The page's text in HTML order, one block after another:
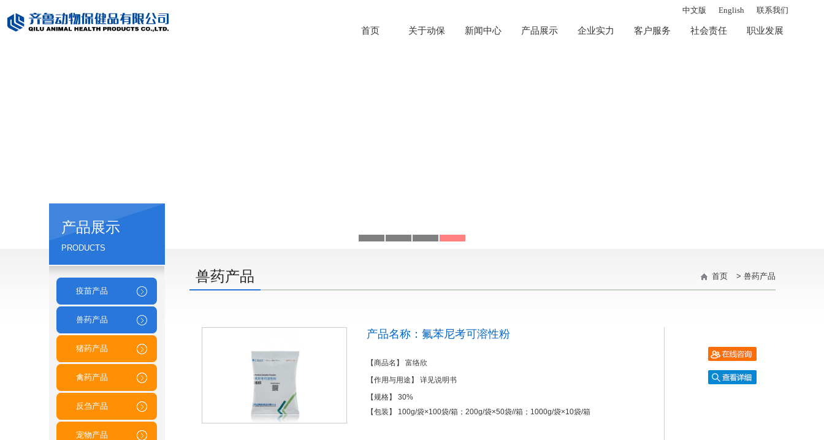
中文版 English 联系我们
首页 关于动保 新闻中心 产品展示 企业实力 客户服务 社会责任 职业发展
产品展示
PRODUCTS
疫苗产品
兽药产品
猪药产品
禽药产品
反刍产品
宠物产品
兽药产品 首页 > 兽药产品
产品名称：氟苯尼考可溶性粉
【商品名】 富络欣
【作用与用途】 详见说明书
【规格】 30%
【包装】 100g/袋×100袋/箱；200g/袋×50袋//箱；1000g/袋×10袋/箱